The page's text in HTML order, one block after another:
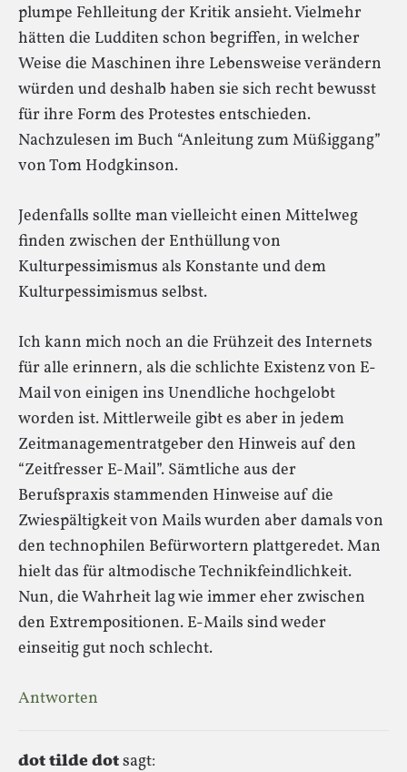
plumpe Fehlleitung der Kritik ansieht. Vielmehr
hätten die Ludditen schon begriffen, in welcher
Weise die Maschinen ihre Lebensweise verändern
würden und deshalb haben sie sich recht bewusst
für ihre Form des Protestes entschieden.
Nachzulesen im Buch “Anleitung zum Müßiggang”
von Tom Hodgkinson.
Jedenfalls sollte man vielleicht einen Mittelweg
finden zwischen der Enthüllung von
Kulturpessimismus als Konstante und dem
Kulturpessimismus selbst.
Ich kann mich noch an die Frühzeit des Internets
für alle erinnern, als die schlichte Existenz von E-
Mail von einigen ins Unendliche hochgelobt
worden ist. Mittlerweile gibt es aber in jedem
Zeitmanagementratgeber den Hinweis auf den
“Zeitfresser E-Mail”. Sämtliche aus der
Berufspraxis stammenden Hinweise auf die
Zwiespältigkeit von Mails wurden aber damals von
den technophilen Befürwortern plattgeredet. Man
hielt das für altmodische Technikfeindlichkeit.
Nun, die Wahrheit lag wie immer eher zwischen
den Extrempositionen. E-Mails sind weder
einseitig gut noch schlecht.
Antworten
dot tilde dotsagt: